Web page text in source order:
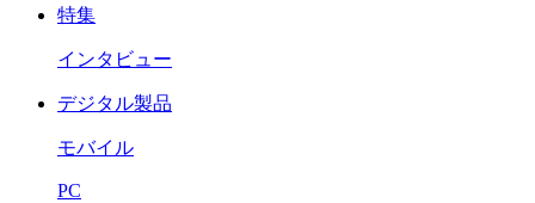
特集
インタビュー
デジタル製品
モバイル
PC